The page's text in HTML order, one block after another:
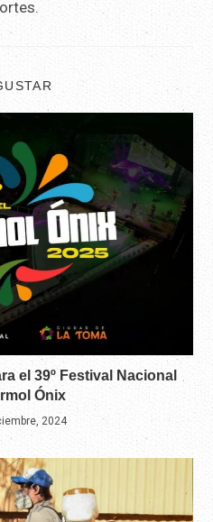
el 39º Festival Nacional
Ónix
2024